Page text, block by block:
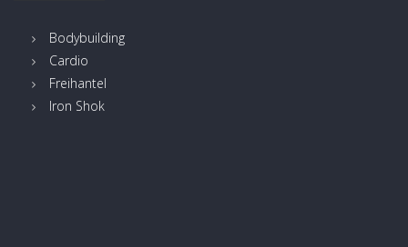
Bodybuilding
Cardio
Freihantel
Iron Shok